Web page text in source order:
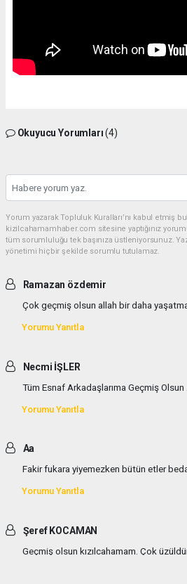
Okuyucu Yorumları(4)
Yorum yazarak Topluluk Kuralları’nı kabul etmiş
kizilcahamamhaber.com sitesine yaptığınız
tüm sorumluluğu tek başınıza üstleniyorsunuz.
yönetimi hiçbir şekilde sorumlu tutulamaz.
Ramazan özdemir
Çok geçmiş olsun allah bir daha
Yorumu Yanıtla
Necmi İŞLER
Tüm Esnaf Arkadaşlarıma Geçmiş Olsun
Yorumu Yanıtla
Aa
Fakir fukara yiyemezken bütün etler
Yorumu Yanıtla
Şeref KOCAMAN
Geçmiş olsun kızılcahamam. Çok